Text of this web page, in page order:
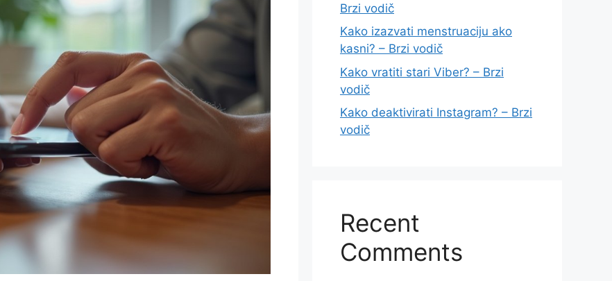
Brzi vodič
Kako izazvati menstruaciju ako
kasni? – Brzi vodič
Kako vratiti stari Viber? – Brzi
vodič
Kako deaktivirati Instagram? – Brzi
vodič
Recent
Comments